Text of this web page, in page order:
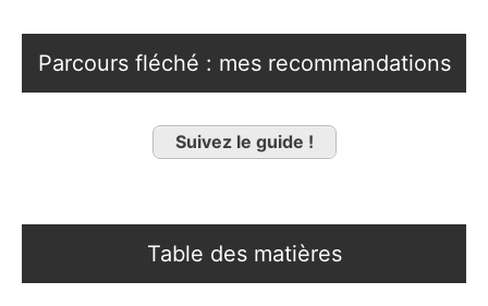
Parcours fléché : mes recommandations
Suivez le guide !
Table des matières